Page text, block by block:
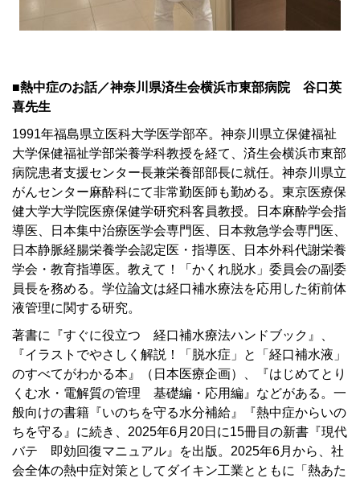
■熱中症のお話／神奈川県済生会横浜市東部病院 谷口英
喜先生
1991年福島県立医科大学医学部卒。神奈川県立保健福祉
大学保健福祉学部栄養学科教授を経て、済生会横浜市東部
病院患者支援センター長兼栄養部部長に就任。神奈川県立
がんセンター麻酔科にて非常勤医師も勤める。東京医療保
健大学大学院医療保健学研究科客員教授。日本麻酔学会指
導医、日本集中治療医学会専門医、日本救急学会専門医、
日本静脈経腸栄養学会認定医・指導医、日本外科代謝栄養
学会・教育指導医。教えて！「かくれ脱水」委員会の副委
員長を務める。学位論文は経口補水療法を応用した術前体
液管理に関する研究。
著書に『すぐに役立つ 経口補水療法ハンドブック』、
『イラストでやさしく解説！「脱水症」と「経口補水液」
のすべてがわかる本』（日本医療企画）、『はじめてとり
くむ水・電解質の管理 基礎編・応用編』などがある。一
般向けの書籍『いのちを守る水分補給』『熱中症からいの
ちを守る』に続き、2025年6月20日に15冊目の新書『現代
バテ 即効回復マニュアル』を出版。2025年6月から、社
会全体の熱中症対策としてダイキン工業とともに「熱あた